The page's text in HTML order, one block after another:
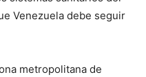
Venezuela debe seguir
metropolitana de